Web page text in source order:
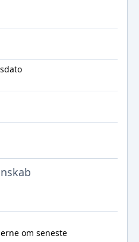
om seneste